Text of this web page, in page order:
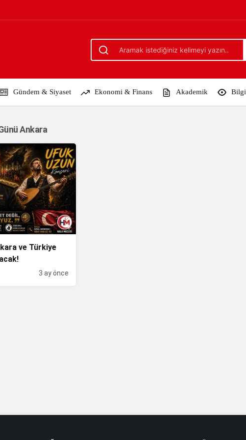
Gündem & Siyaset Ekonomi & Finans Akademik Bilgi
Ankara
ve Türkiye
3 ay önce